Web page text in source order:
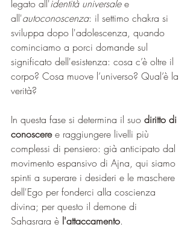
legato all'identità universale e
all'autoconoscenza: il settimo chakra si
sviluppa dopo l'adolescenza, quando
cominciamo a porci domande sul
significato dell'esistenza: cosa c’è oltre il
corpo? Cosa muove l’universo? Qual’è la
verità?
In questa fase si determina il suo diritto di
conoscere e raggiungere livelli più
complessi di pensiero: già anticipato dal
movimento espansivo di Ajna, qui siamo
spinti a superare i desideri e le maschere
dell'Ego per fonderci alla coscienza
divina; per questo il demone di
Sahasrara è l'attaccamento.